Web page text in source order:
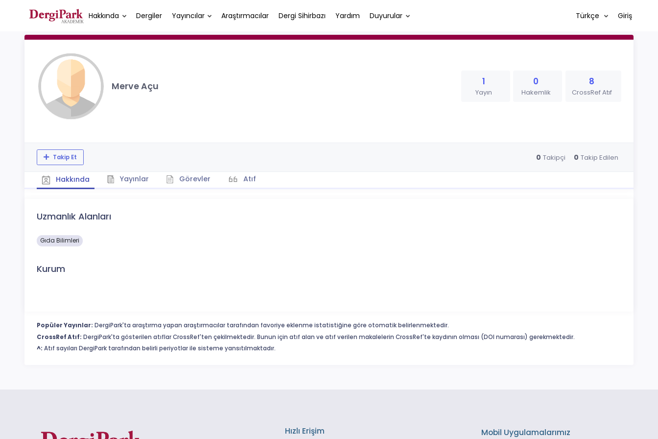
Hakkında Dergiler Yayıncılar Araştırmacılar Dergi Sihirbazı Yardım Duyurular Türkçe Giriş
Merve Açu 1
Yayın
0
Hakemlik
8
CrossRef Atıf
Takip Et 0 Takipçi 0 Takip Edilen
Hakkında Yayınlar Görevler Atıf
Uzmanlık Alanları
Gıda Bilimleri
Kurum
Popüler Yayınlar: DergiPark'ta araştırma yapan araştırmacılar tarafından favoriye eklenme istatistiğine göre otomatik belirlenmektedir.
CrossRef Atıf: DergiPark'ta gösterilen atıflar CrossRef'ten çekilmektedir. Bunun için atıf alan ve atıf verilen makalelerin CrossRef'te kaydının olması (DOI numarası) gerekmektedir.
^: Atıf sayıları DergiPark tarafından belirli periyotlar ile sisteme yansıtılmaktadır.
Hızlı Erişim Mobil Uygulamalarımız